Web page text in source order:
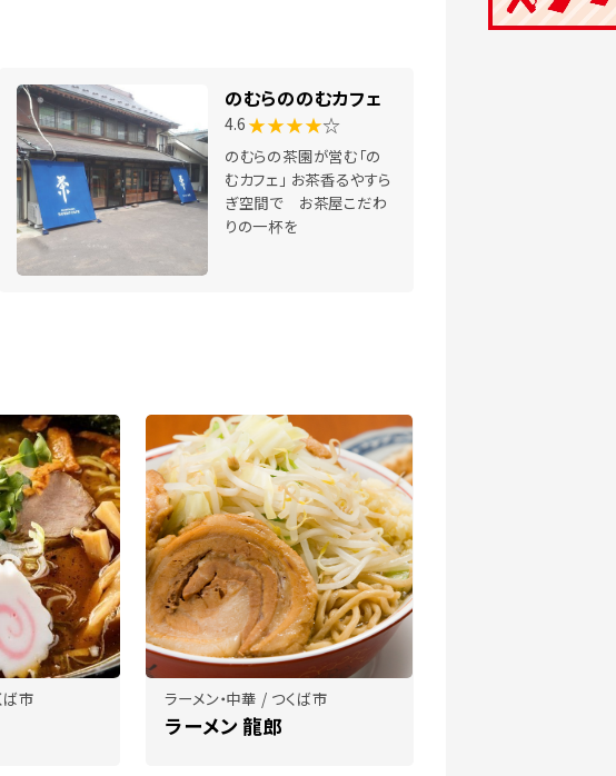
のむらののむカフェ
4.6 ★★★★☆
のむらの茶園が営む「の
むカフェ」 お茶香るやすら
ぎ空間で お茶屋こだわ
りの一杯を
ば市 ラーメン・中華 / つくば市
ラーメン 龍郎